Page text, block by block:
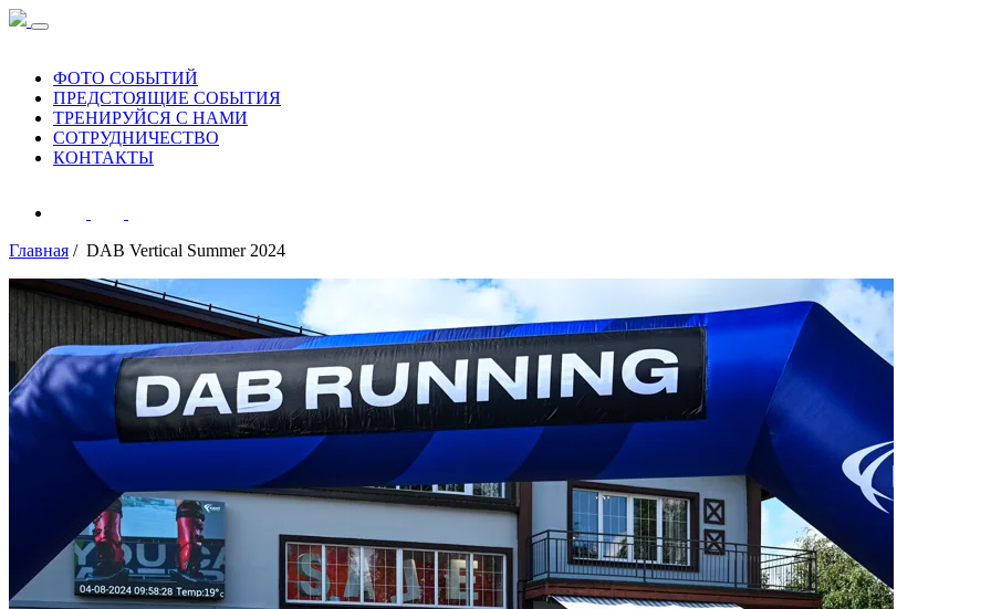
ФОТО СОБЫТИЙ
ПРЕДСТОЯЩИЕ СОБЫТИЯ
ТРЕНИРУЙСЯ С НАМИ
СОТРУДНИЧЕСТВО
КОНТАКТЫ
Главная / DAB Vertical Summer 2024